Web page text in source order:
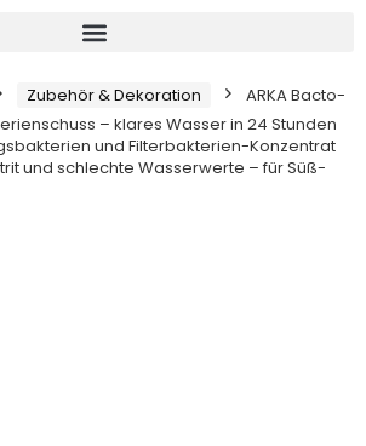
Zubehör & Dekoration
ARKA Bacto-
– klares Wasser in 24 Stunden
und Filterbakterien-Konzentrat
und schlechte Wasserwerte – für Süß-